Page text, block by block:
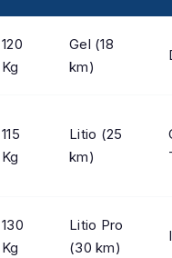
120
Kg
Gel (18
km)
115
Kg
Litio (25
km)
130
Kg
Litio Pro
(30 km)